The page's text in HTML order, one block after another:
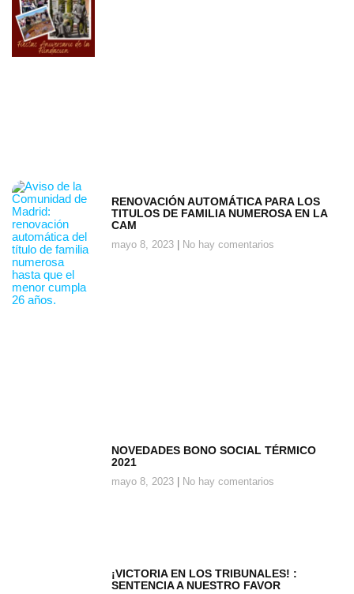
RENOVACIÓN AUTOMÁTICA PARA LOS
TITULOS DE FAMILIA NUMEROSA EN LA
CAM
mayo 8, 2023 No hay comentarios
NOVEDADES BONO SOCIAL TÉRMICO
2021
mayo 8, 2023 No hay comentarios
¡VICTORIA EN LOS TRIBUNALES! :
SENTENCIA A NUESTRO FAVOR